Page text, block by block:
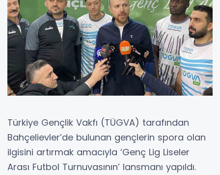
Türkiye Gençlik Vakfı (TÜGVA) tarafından
Bahçelievler’de bulunan gençlerin spora olan
ilgisini artırmak amacıyla ‘Genç Lig Liseler
Arası Futbol Turnuvasının’ lansmanı yapıldı.